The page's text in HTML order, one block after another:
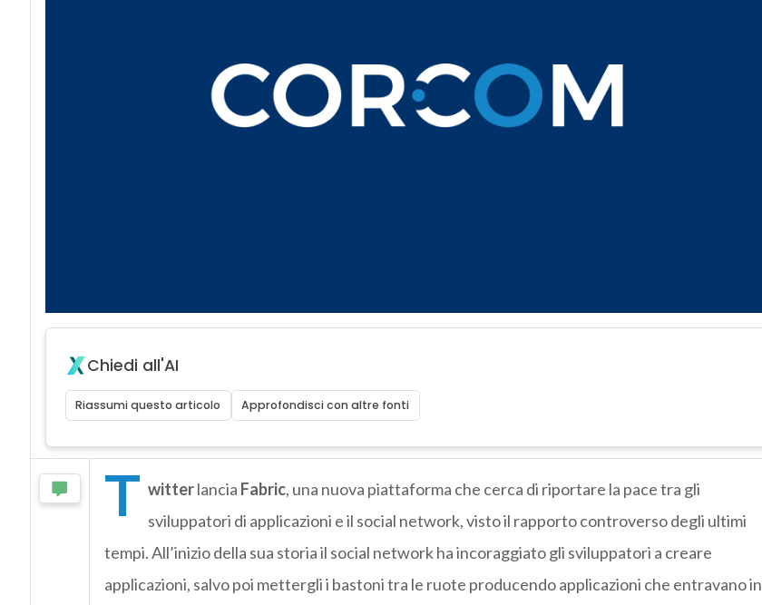
Chiedi all'AI
Riassumi questo articolo Approfondisci con altre fonti
T witterlancia Fabric, una nuova piattaforma che cerca di riportare la pace tra gli
sviluppatori di applicazioni e il social network, visto il rapporto controverso degli ultimi
tempi. All’inizio della sua storia il social network ha incoraggiato gli sviluppatori a creare
applicazioni, salvo poi mettergli i bastoni tra le ruote producendo applicazioni che entravano in